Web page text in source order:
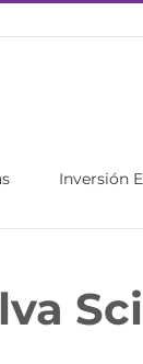
Inversión